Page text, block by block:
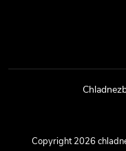
Copyright 2026